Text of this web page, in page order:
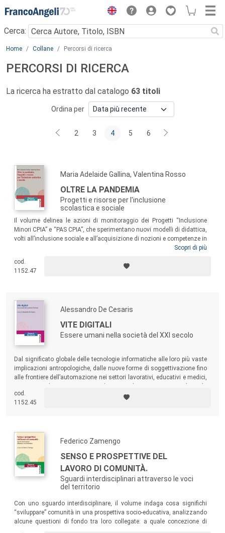
Menu
Cerca:
Main content
Home Collane Percorsi di ricerca
PERCORSI DI RICERCA
La ricerca ha estratto dal catalogo 63 titoli
Ordina per
2 3 4 5 6
Maria Adelaide Gallina, Valentina Rosso
OLTRE LA PANDEMIA
Progetti e risorse per l'inclusione
scolastica e sociale
Il volume delinea le azioni di monitoraggio dei Progetti “Inclusione
Minori CPIA” e “PAS CPIA”, che sperimentano nuovi modelli di didattica,
volti all’inclusione sociale e all’acquisizione di nozioni e competenze in
allievi/e di provenienza, lingua, cultura e tradizione differenti. Il testo
nel consentire agli allievi/e di affrontare la complessità dei nuovi
contesti in cui vivono. In particolare, risulta interessante l’apporto di
pandemia e durante il lockdown.
Scopri di più
cod.
1152.47
Alessandro De Cesaris
VITE DIGITALI
Essere umani nella società del XXI secolo
Dal significato globale delle tecnologie informatiche alle loro più vaste
implicazioni antropologiche, dalle nuove forme di soggettivazione fino
alle frontiere dell’automazione nei settori lavorativi, educativi e medici,
complessità di una trasformazione ancora in corso, da pensare in
tutta la sua portata.
cod.
1152.45
Federico Zamengo
SENSO E PROSPETTIVE DEL
LAVORO DI COMUNITÀ.
Sguardi interdisciplinari attraverso le voci
del territorio
Con uno sguardo interdisciplinare, il volume indaga cosa significhi
“sviluppare” comunità in una prospettiva socio-educativa, analizzando
alcune questioni di fondo tra loro collegate: a quale concezione di